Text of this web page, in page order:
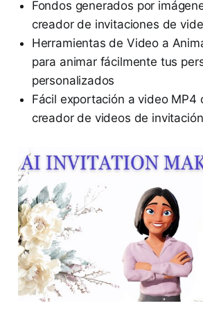
Fondos generados por
creador de invitaciones de
Herramientas de Video a
para animar fácilmente tus
personalizados
Fácil exportación a video MP4
creador de videos de invitación